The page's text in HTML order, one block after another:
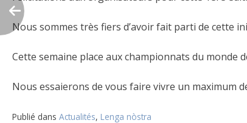
Nous sommes très fiers d’avoir fait parti de cette
Cette semaine place aux championnats du monde
Nous essaierons de vous faire vivre un maximum
Publié dans Actualités, Lenga nòstra